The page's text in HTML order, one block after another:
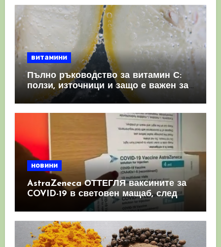
витамини
Пълно ръководство за витамин С:
ползи, източници и защо е важен за
имунната система
новини
AstraZeneca ОТТЕГЛЯ ваксините за
COVID-19 в световен мащаб, след
като призна, че те причиняват
КРЪВНИ съсиреци